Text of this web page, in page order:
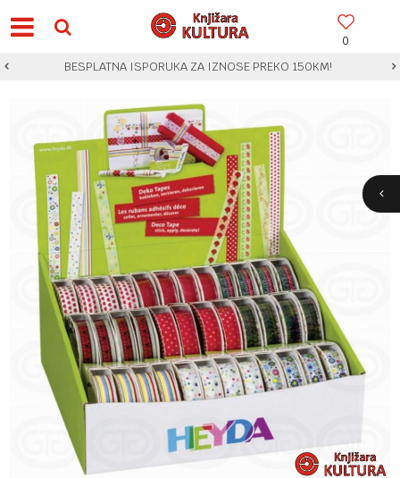
0
BESPLATNA ISPORUKA ZA IZNOSE PREKO 150KM!